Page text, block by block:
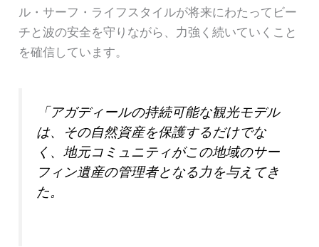
ル・サーフ・ライフスタイルが将来にわたってビー
チと波の安全を守りながら、力強く続いていくこと
を確信しています。
「アガディールの持続可能な観光モデル
は、その自然資産を保護するだけでな
く、地元コミュニティがこの地域のサー
フィン遺産の管理者となる力を与えてき
た。